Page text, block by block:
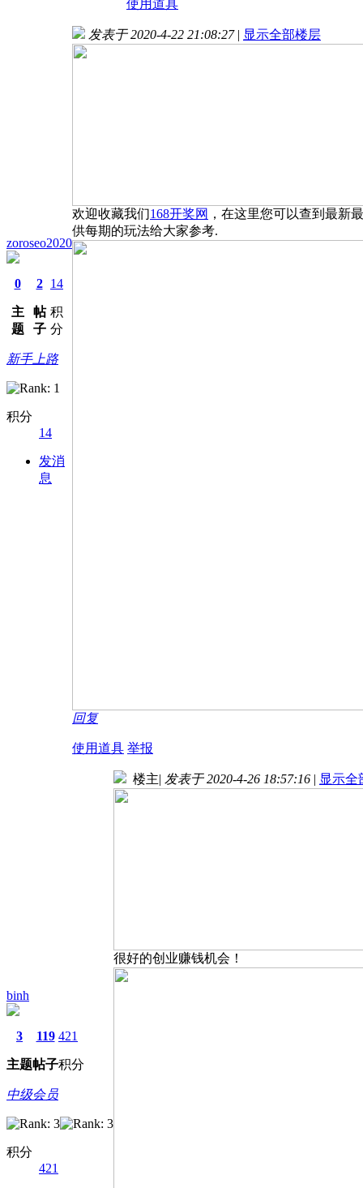
使用道具
zoroseo2020
0
主
题
2
帖
子
14
积
分
新手上路
积分
14
发消
息
发表于 2020-4-22 21:08:27 | 显示全部楼层
欢迎收藏我们168开奖网 ，在这里您可以查到最新
供每期的玩法给大家参考.
回复
使用道具 举报
binh
3
主题
119
帖子
421
积分
中级会员
积分
421
楼主| 发表于 2020-4-26 18:57:16 | 显示全
很好的创业赚钱机会！